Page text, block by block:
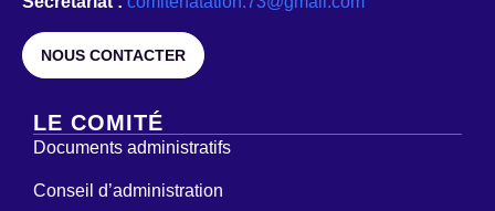
NOUS CONTACTER
LE COMITÉ
Documents administratifs
Conseil d’administration